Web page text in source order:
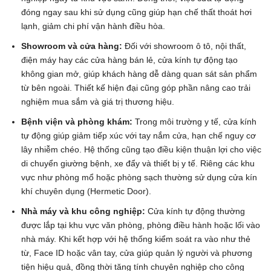
đóng ngay sau khi sử dụng cũng giúp hạn chế thất thoát hơi
lạnh, giảm chi phí vận hành điều hòa.
Showroom và cửa hàng: Đối với showroom ô tô, nội thất,
điện máy hay các cửa hàng bán lẻ, cửa kính tự động tạo
không gian mở, giúp khách hàng dễ dàng quan sát sản phẩm
từ bên ngoài. Thiết kế hiện đại cũng góp phần nâng cao trải
nghiệm mua sắm và giá trị thương hiệu.
Bệnh viện và phòng khám: Trong môi trường y tế, cửa kính
tự động giúp giảm tiếp xúc với tay nắm cửa, hạn chế nguy cơ
lây nhiễm chéo. Hệ thống cũng tạo điều kiện thuận lợi cho việc
di chuyển giường bệnh, xe đẩy và thiết bị y tế. Riêng các khu
vực như phòng mổ hoặc phòng sạch thường sử dụng cửa kín
khí chuyên dụng (Hermetic Door).
Nhà máy và khu công nghiệp: Cửa kính tự động thường
được lắp tại khu vực văn phòng, phòng điều hành hoặc lối vào
nhà máy. Khi kết hợp với hệ thống kiểm soát ra vào như thẻ
từ, Face ID hoặc vân tay, cửa giúp quản lý người và phương
tiện hiệu quả, đồng thời tăng tính chuyên nghiệp cho công